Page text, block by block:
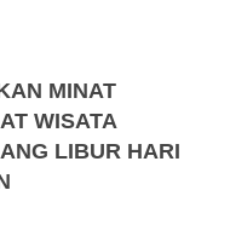
MINAT
WISATA
LIBUR HARI